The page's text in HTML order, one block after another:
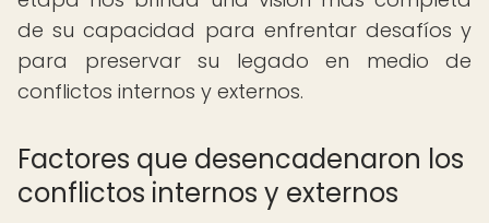
de su capacidad para enfrentar desafíos y
para preservar su legado en medio de
conflictos internos y externos.
Factores que desencadenaron los
conflictos internos y externos